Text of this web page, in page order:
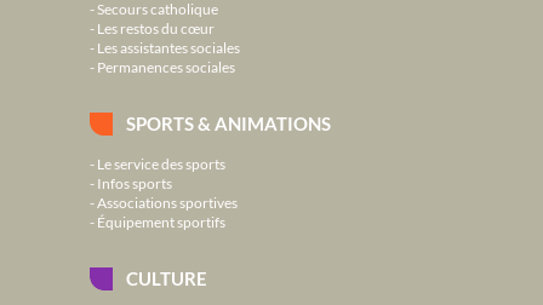
Secours catholique
Les restos du cœur
Les assistantes sociales
Permanences sociales
SPORTS & ANIMATIONS
Le service des sports
Infos sports
Associations sportives
Équipement sportifs
CULTURE